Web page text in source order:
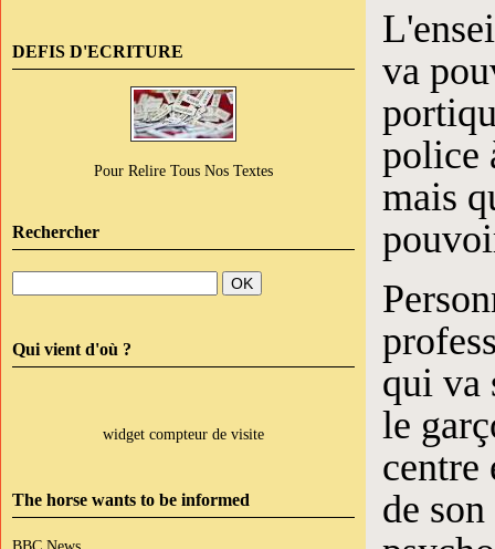
DEFIS D'ECRITURE
Pour Relire Tous Nos Textes
Rechercher
Qui vient d'où ?
widget compteur de visite
The horse wants to be informed
va
police
mais
qui va
le
centre
de